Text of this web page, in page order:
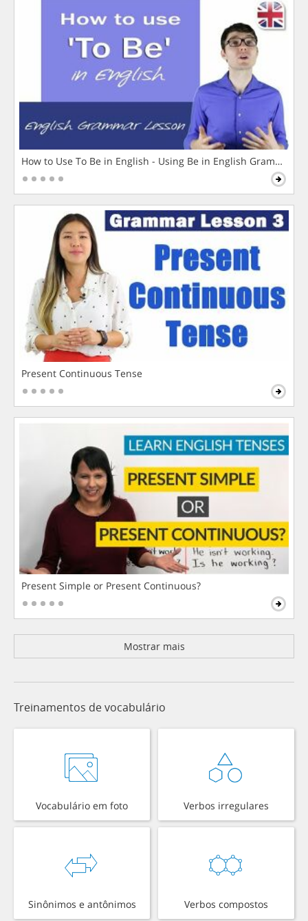
How to Use To Be in English - Using Be in English Grammar
Present Continuous Tense
Present Simple or Present Continuous?
Mostrar mais
Treinamentos de vocabulário
Vocabulário em foto Verbos irregulares
Sinônimos e antônimos Verbos compostos